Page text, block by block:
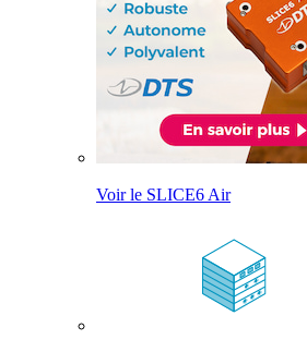
Voir le SLICE6 Air